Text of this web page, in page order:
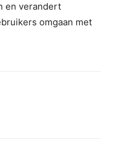
en verandert
omgaan met